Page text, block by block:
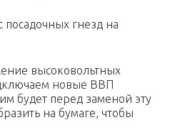
гнезд на
высоковольтных
новые ВВП
будет перед заменой эту
на бумаге, чтобы